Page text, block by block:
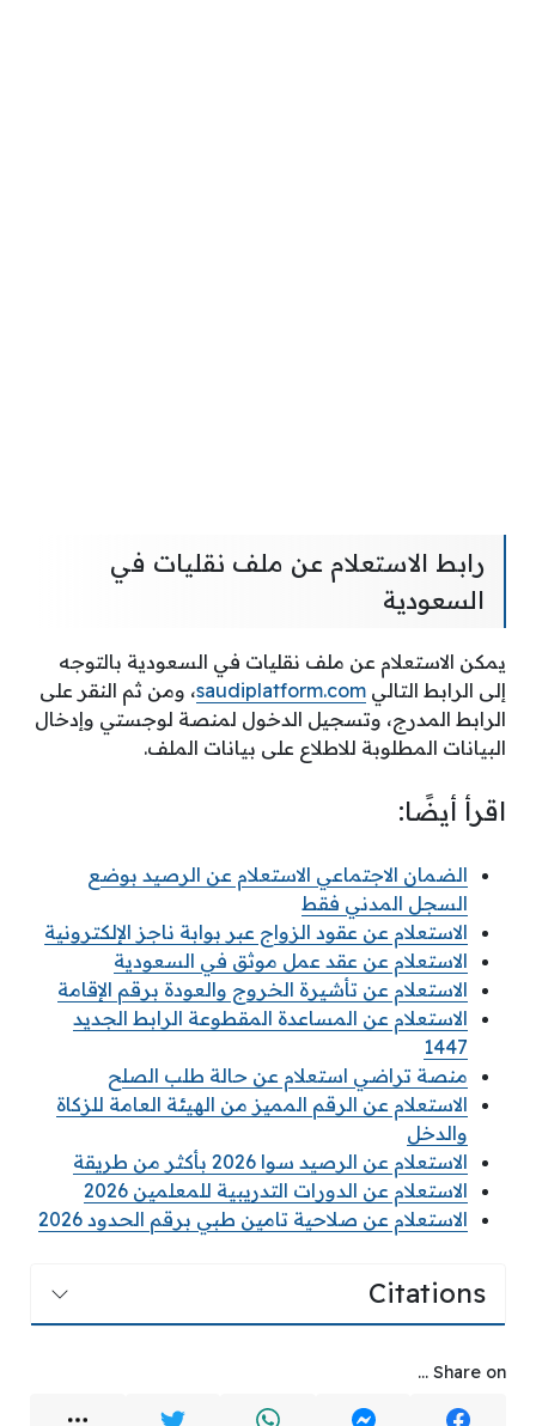
رابط الاستعلام عن ملف نقليات في
السعودية
يمكن الاستعلام عن ملف نقليات في السعودية بالتوجه
إلى الرابط التالي saudiplatform.com، ومن ثم النقر على
الرابط المدرج، وتسجيل الدخول لمنصة لوجستي وإدخال
البيانات المطلوبة للاطلاع على بيانات الملف.
اقرأ أيضًا:
الضمان الاجتماعي الاستعلام عن الرصيد بوضع
السجل المدني فقط
الاستعلام عن عقود الزواج عبر بوابة ناجز الإلكترونية
الاستعلام عن عقد عمل موثق في السعودية
الاستعلام عن تأشيرة الخروج والعودة برقم الإقامة
الاستعلام عن المساعدة المقطوعة الرابط الجديد
1447
منصة تراضي استعلام عن حالة طلب الصلح
الاستعلام عن الرقم المميز من الهيئة العامة للزكاة
والدخل
الاستعلام عن الرصيد سوا 2026 بأكثر من طريقة
الاستعلام عن الدورات التدريبية للمعلمين 2026
الاستعلام عن صلاحية تامين طبي برقم الحدود 2026
Citations
Share on ...